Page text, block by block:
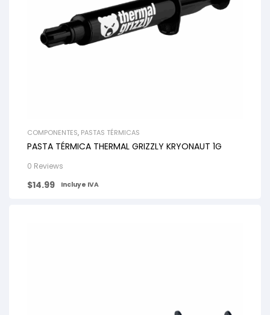
COMPONENTES, PASTAS TÉRMICAS
PASTA TÉRMICA THERMAL GRIZZLY KRYONAUT 1G
0 Reviews
$14.99 Incluye IVA